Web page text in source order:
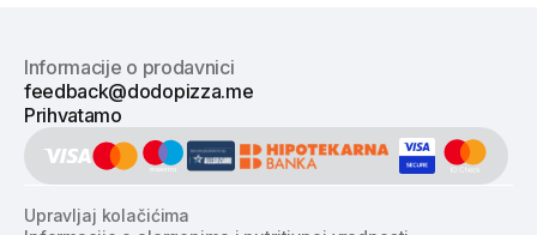
Informacije o prodavnici
feedback@dodopizza.me
Prihvatamo
Upravljaj kolačićima